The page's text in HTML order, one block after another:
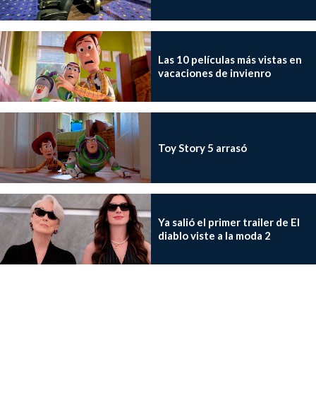
Las 10 películas más vistas en
vacaciones de invienro
Toy Story 5 arrasó
Ya salió el primer trailer de El
diablo viste a la moda 2